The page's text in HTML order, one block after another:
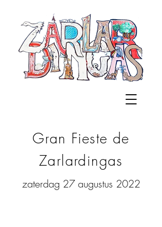
Gran Fieste de
Zarlardingas
zaterdag 27 augustus 2022